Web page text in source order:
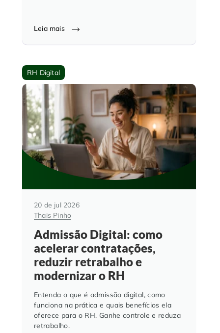
Leia mais
RH Digital
20 de jul 2026
Thais Pinho
Admissão Digital: como
acelerar contratações,
reduzir retrabalho e
modernizar o RH
Entenda o que é admissão digital, como
funciona na prática e quais benefícios ela
oferece para o RH. Ganhe controle e reduza
retrabalho.